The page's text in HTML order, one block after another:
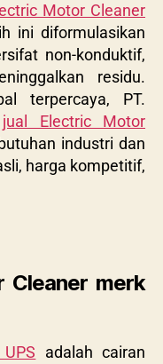
Motor Cleaner
ini diformulasikan
non-konduktif,
residu.
terpercaya, PT.
jual Electric Motor
industri dan
harga kompetitif,
Cleaner merk
adalah cairan